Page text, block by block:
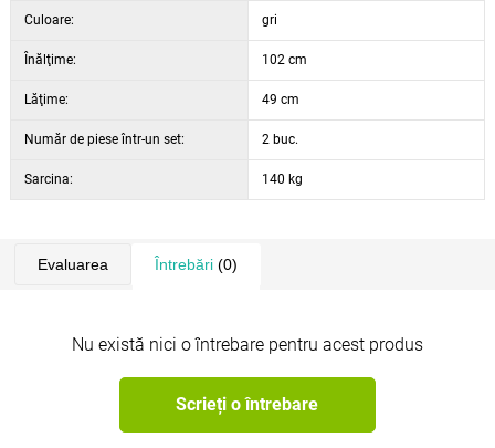
Culoare: gri
Înălţime: 102 cm
Lăţime: 49 cm
Număr de piese într-un set: 2 buc.
Sarcina: 140 kg
Evaluarea Întrebări(0)
Nu există nici o întrebare pentru acest produs
Scrieți o întrebare